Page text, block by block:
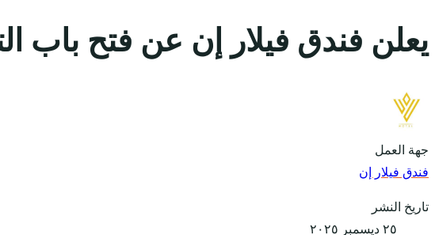
يعلن فندق فيلار إن عن فتح باب
جهة العمل
فندق فيلار إن
تاريخ النشر
٢٥ ديسمبر ٢٠٢٥